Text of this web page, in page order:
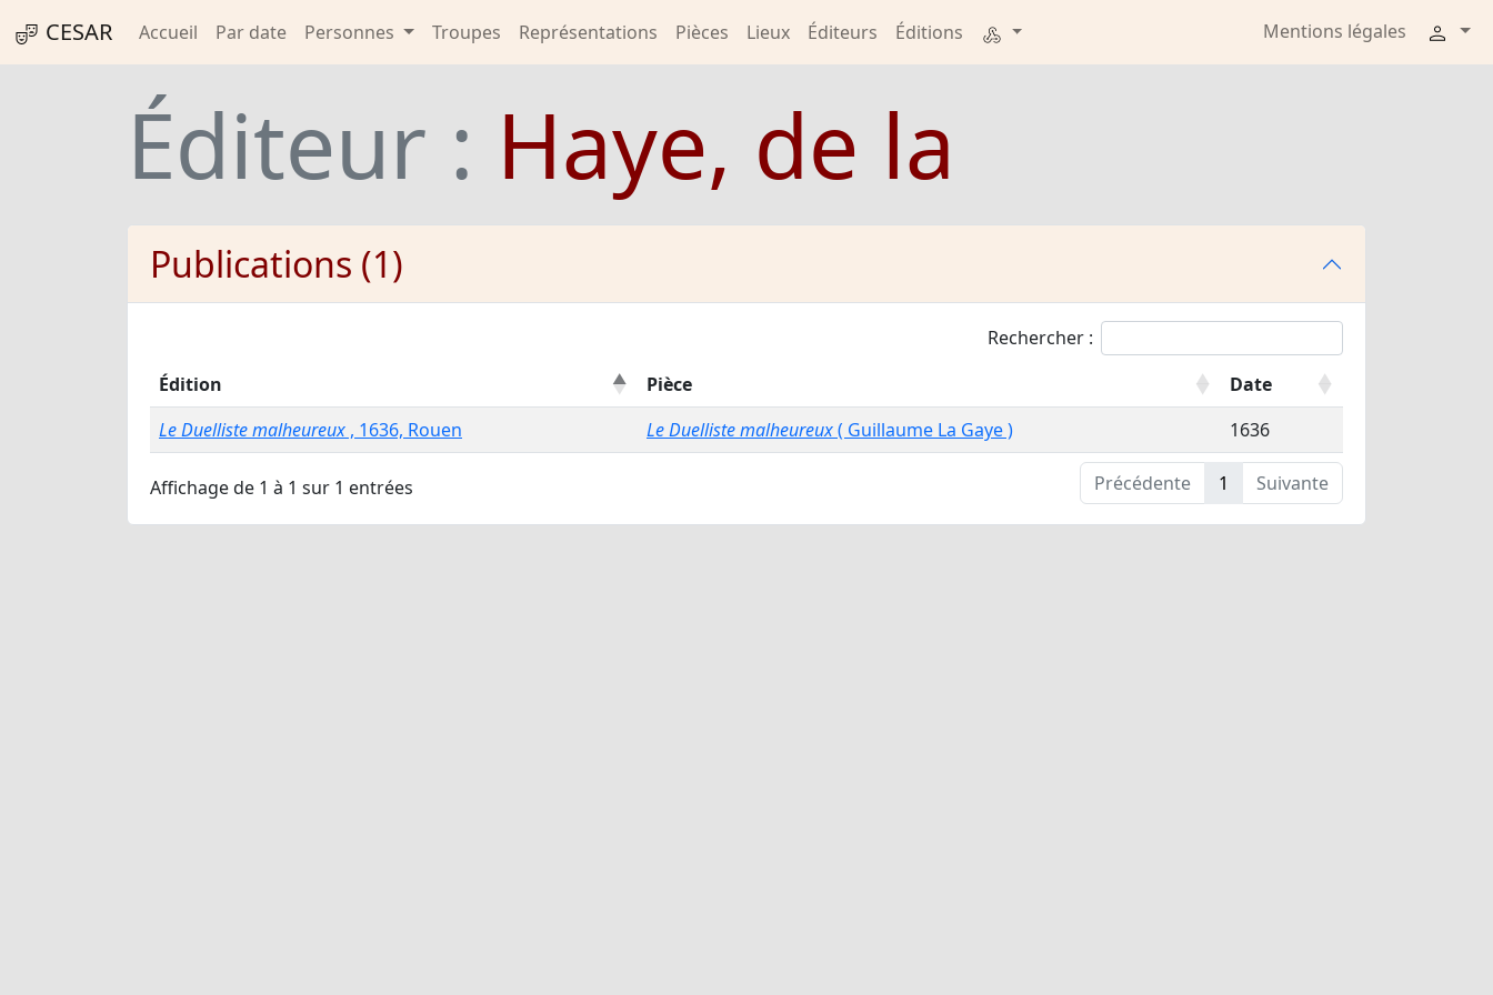
CESAR Accueil Par date Personnes Troupes Représentations Pièces Lieux Éditeurs Éditions Mentions légales
Éditeur : Haye, de la
Publications (1)
Rechercher :
Édition
Pièce
Date
Le Duelliste malheureux , 1636, Rouen Le Duelliste malheureux( Guillaume La Gaye ) 1636
Affichage de 1 à 1 sur 1 entrées Précédente 1 Suivante